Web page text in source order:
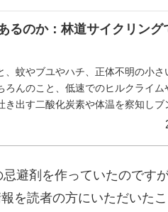
るのか：林道サイクリング
蚊やブユやハチ、正体不明の小さ
ろんのこと、低速でのヒルクライム
出す二酸化炭素や体温を察知しブ
避剤を作っていたのですが
を読者の方にいただいた